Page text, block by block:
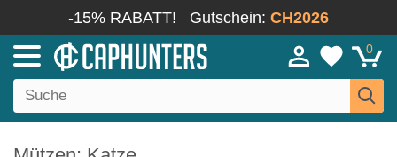
-15% RABATT! Gutschein: CH2026
0